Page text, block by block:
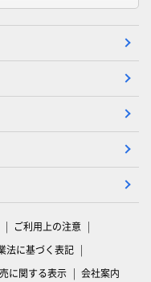
ご利用上の注意
法に基づく表記
に関する表示 会社案内